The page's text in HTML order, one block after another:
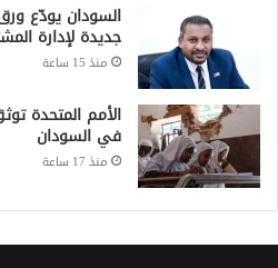
السودان يودّع
جديدة لإدارة
منذ 15 ساعة
في السودان
منذ 17 ساعة